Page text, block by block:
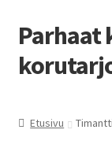
Siirry
navigointiin
Siirry
sisältöön
Parhaat
Etusivu